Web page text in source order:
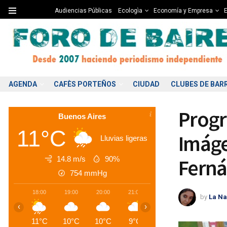
Audiencias Públicas Ecologìa Economía y Empresa
AGENDA CAFÈS PORTEÑOS CIUDAD CLUBES DE
by La
Buenos Aires
11°C Lluvias ligeras
14.8 m/s
90%
754 mmHg
18:00
11°C
19:00
10°C
20:00
10°C
21:00
9°C
23:00
8°C
‹ ›